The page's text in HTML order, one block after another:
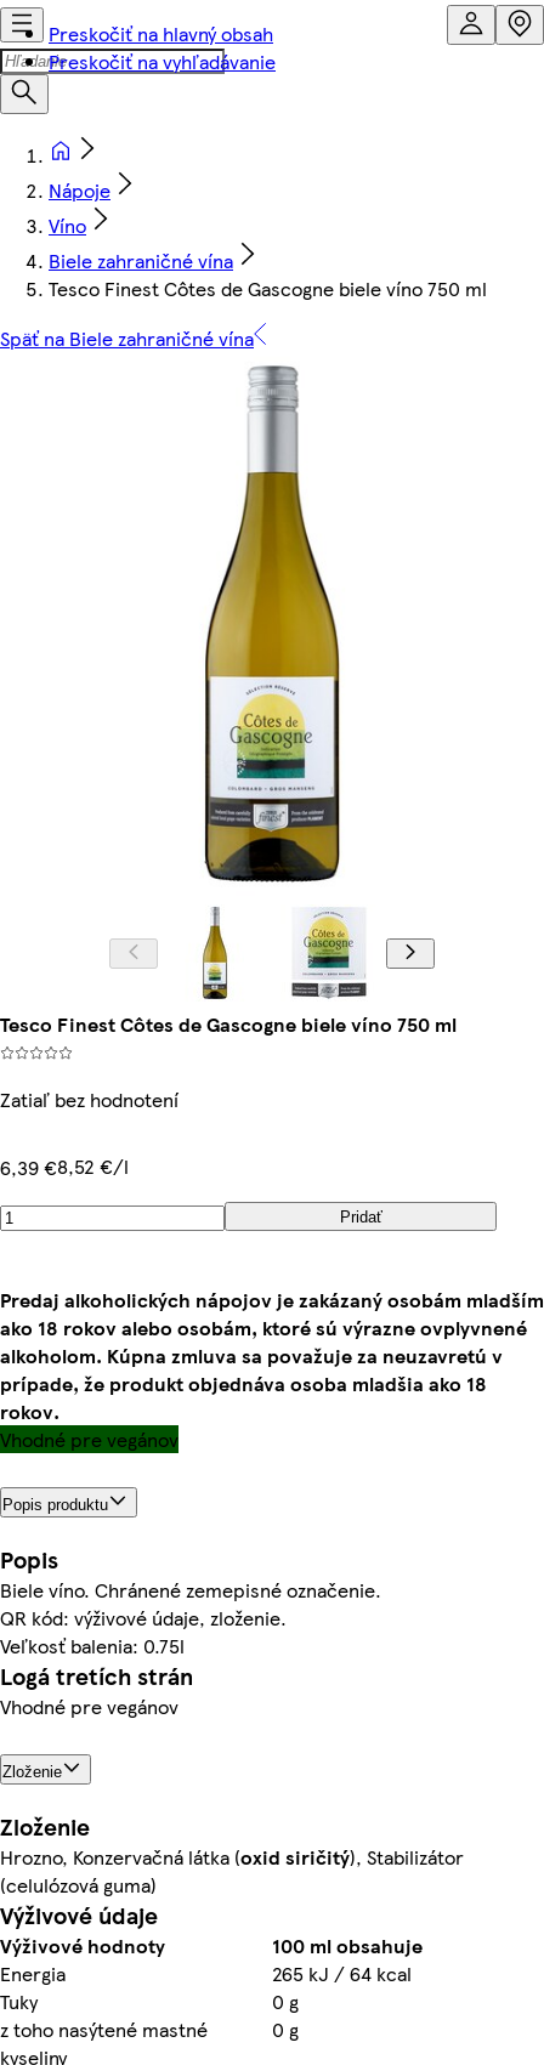
Preskočiť na hlavný obsah
Preskočiť na vyhľadávanie
Nápoje
Víno
Biele zahraničné vína
Tesco Finest Côtes de Gascogne biele víno 750 ml
Späť na Biele zahraničné vína
Tesco Finest Côtes de Gascogne biele víno 750 ml
Zatiaľ bez hodnotení
6,39 €8,52 €/l
Pridať
Predaj alkoholických nápojov je zakázaný osobám mladším
ako 18 rokov alebo osobám, ktoré sú výrazne ovplyvnené
alkoholom. Kúpna zmluva sa považuje za neuzavretú v
prípade, že produkt objednáva osoba mladšia ako 18
rokov.
Vhodné pre vegánov
Popis produktu
Popis
Biele víno. Chránené zemepisné označenie.
QR kód: výživové údaje, zloženie.
Veľkosť balenia: 0.75l
Logá tretích strán
Vhodné pre vegánov
Zloženie
Zloženie
Hrozno, Konzervačná látka (oxid siričitý), Stabilizátor
(celulózová guma)
Výživové údaje
Výživové hodnoty
100 ml obsahuje
Energia
265 kJ / 64 kcal
Tuky
0 g
z toho nasýtené mastné
kyseliny
0 g